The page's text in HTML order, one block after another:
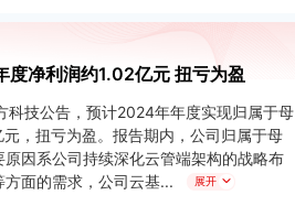
净利润约1.02亿元 扭亏为盈
科技公告，预计2024年年度实现归属于母
，扭亏为盈。报告期内，公司归属于母
因系公司持续深化云管端架构的战略布
面的需求，公司云基
展开